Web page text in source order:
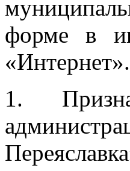
форме в
«Интернет».
1.